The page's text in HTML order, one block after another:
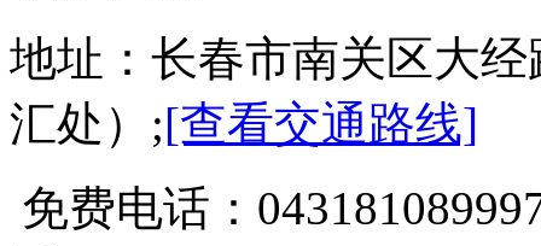
地址：长春市南关区大
汇处）;[查看交通路线]
免费电话：